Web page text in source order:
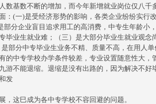
数基数不断的增加，而今年新增就业岗位仅八
：(一)是受经济形势的影响，各类企业纷纷实行
部分企业盲目追求用工的高消费，中专生年龄小
毕业生就业难；（三）是大部分毕业生就业观
部分中专毕业生业务不精、质量不高，在用人
的中专学校办学条件较差，专业设置随意性大
游不能退缩。退缩是没有出路的，因为解决不
发
这巳成为各中专学校不容回避的问题。